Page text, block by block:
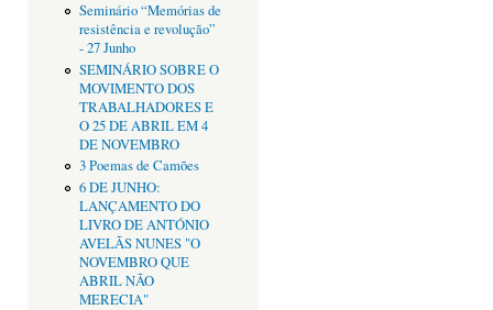
Seminário “Memórias de
resistência e revolução”
- 27 Junho
SEMINÁRIO SOBRE O
MOVIMENTO DOS
TRABALHADORES E
O 25 DE ABRIL EM 4
DE NOVEMBRO
3 Poemas de Camões
6 DE JUNHO:
LANÇAMENTO DO
LIVRO DE ANTÓNIO
AVELÃS NUNES "O
NOVEMBRO QUE
ABRIL NÃO
MERECIA"